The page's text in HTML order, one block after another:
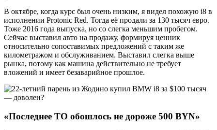
В октябре, когда курс был очень низким, я видел похожую i8 в
исполнении Protonic Red. Тогда её продали за 130 тысяч евро.
Тоже 2016 года выпуска, но со слегка меньшим пробегом.
Сейчас выставил авто на продажу, формируя ценник
относительно сопоставимых предложений с таким же
километражом и обслуживанием. Выставил слегка выше
рынка, потому как машина действительно не требует
вложений и имеет безаварийное прошлое.
«Последнее ТО обошлось не дороже 500 BYN»